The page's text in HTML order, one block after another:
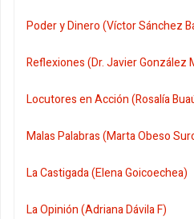
Poder y Dinero (Víctor Sánchez
Reflexiones (Dr. Javier González
Locutores en Acción (Rosalía
Malas Palabras (Marta Obeso
La Castigada (Elena Goicoechea)
La Opinión (Adriana Dávila F)